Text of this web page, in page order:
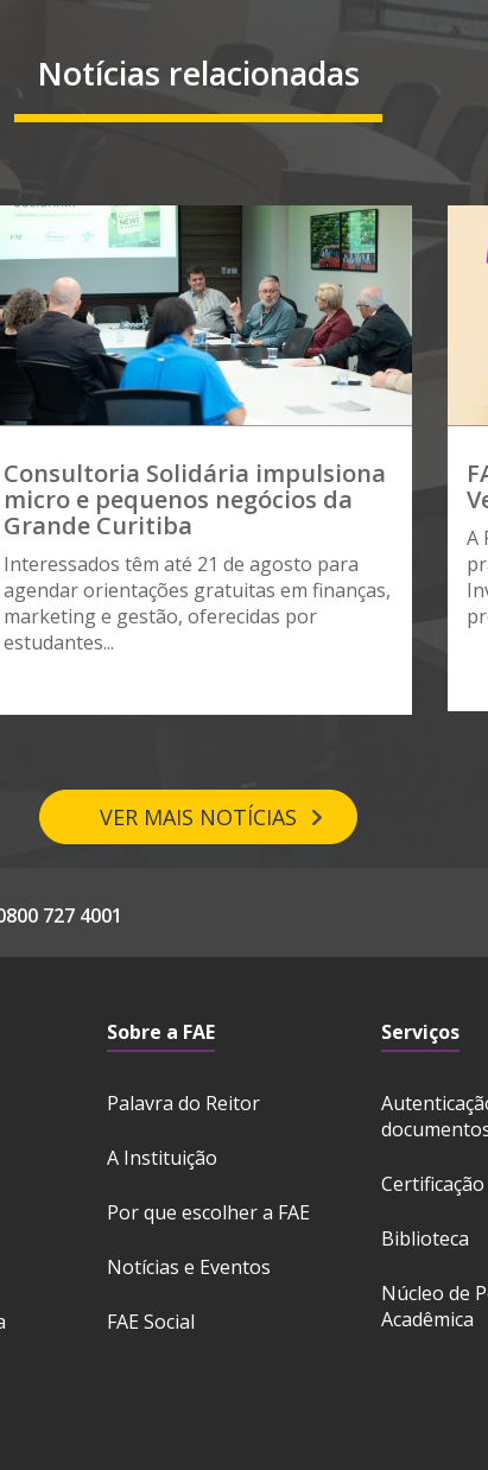
Notícias relacionadas
Consultoria Solidária impulsiona
micro e pequenos negócios da
Grande Curitiba
Interessados têm até 21 de agosto para
agendar orientações gratuitas em finanças,
marketing e gestão, oferecidas por
estudantes...
A
VER MAIS NOTÍCIAS
727 4001
Sobre a FAE
Palavra do Reitor
A Instituição
Por que escolher a FAE
Notícias e Eventos
FAE Social
Serviços
Biblioteca
Núcleo de
Acadêmica